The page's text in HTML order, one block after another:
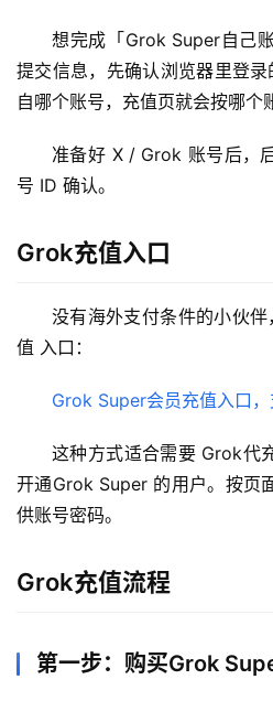
想完成「Grok Super自己
提交信息，先确认浏览器里登
自哪个账号，充值页就会按哪个
准备好 X / Grok 账号后，
号 ID 确认。
Grok充值入口
没有海外支付条件的小伙
值 入口：
Grok Super会员充值入口
这种方式适合需要 Grok代
开通Grok Super 的用户。按页
供账号密码。
Grok充值流程
第一步：购买Grok